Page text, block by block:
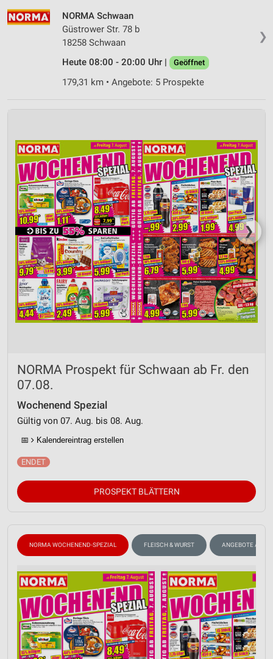
❯
NORMA Schwaan
Güstrower Str. 78 b
18258 Schwaan
Heute 08:00 - 20:00 Uhr |
Geöffnet
179,31 km • Angebote: 5 Prospekte
❯
NORMA Prospekt für Schwaan ab Fr. den
07.08.
Wochenend Spezial
Gültig von 07. Aug. bis 08. Aug.
📅 Kalendereintrag erstellen
PROSPEKT BLÄTTERN
NORMA WOCHENEND-SPEZIAL FLEISCH & WURST ANGEBOTE AB